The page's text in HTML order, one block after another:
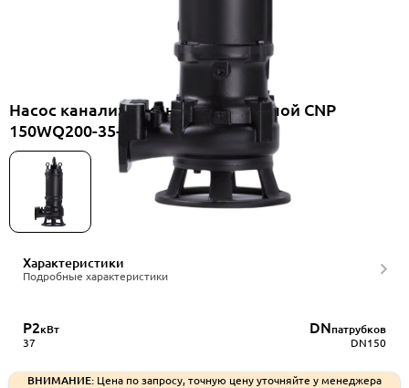
Насос канализационный погружной CNP
150WQ200-35-37AC(I)
Характеристики
Подробные характеристики
P2кВт
37
DNпатрубков
DN150
ВНИМАНИЕ: Цена по запросу, точную цену уточняйте у менеджера